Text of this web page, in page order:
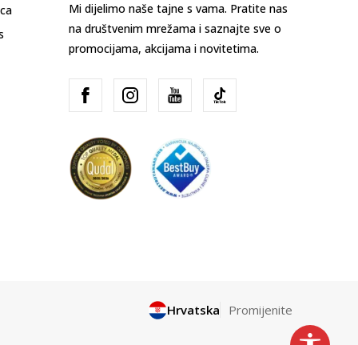
Mi dijelimo naše tajne s vama. Pratite nas
na društvenim mrežama i saznajte sve o
promocijama, akcijama i novitetima.
Hrvatska Promijenite